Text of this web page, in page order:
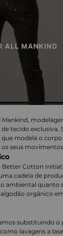
Mankind,
tecido exclusiva,
modela o corpo
seus
Better Cotton
cadeia de
ambiental quanto
orgânico
substituindo o
lavagens a